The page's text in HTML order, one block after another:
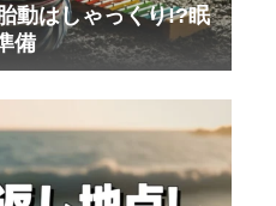
動はしゃっくり!?眠
備